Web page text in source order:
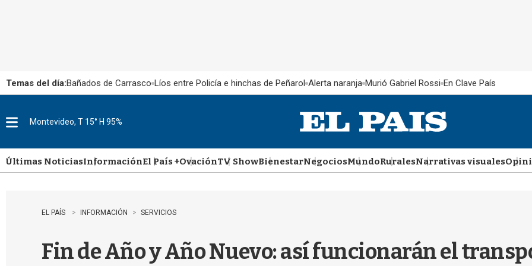
Temas del día:Bañados de Carrasco Líos entre Policía e hinchas de Peñarol Alerta naranja Murió Gabriel Rossi En Clave País
u
Montevideo, T 15° H 95%
Últimas NoticiasInformaciónEl País +OvaciónTV ShowBienestarNegociosMundoRuralesNarrativas visuales
EL PAÍS INFORMACIÓN SERVICIOS
Fin de Año y Año Nuevo: así funcionarán el